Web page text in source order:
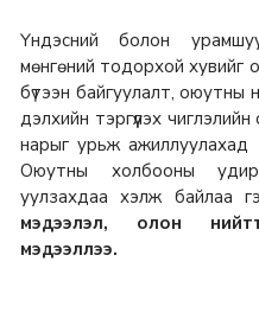
Үндэсний болон
мөнгөний тодорхой хувийг
бүтээн байгуулалт,
дэлхийн тэргүүлэх
нарыг урьж ажиллуулахад
Оюутны холбооны
уулзахдаа хэлж байлаа
мэдээлэл, олон
мэдээллээ.